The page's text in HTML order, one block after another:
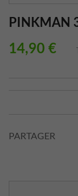
PINKMAN
14,90 €
PARTAGER